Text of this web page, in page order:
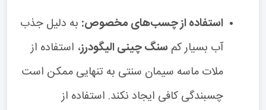
استفاده از چسب‌های مخصوص: به دلیل جذب
آب بسیار کم سنگ چینی الیگودرز، استفاده از
ملات ماسه سیمان سنتی به تنهایی ممکن است
چسبندگی کافی ایجاد نکند. استفاده از